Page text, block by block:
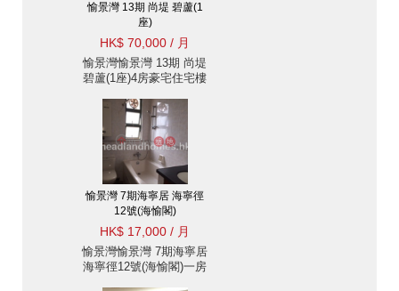
愉景灣 13期 尚堤 碧蘆(1
座)
HK$ 70,000 / 月
愉景灣愉景灣 13期 尚堤
碧蘆(1座)4房豪宅住宅樓
愉景灣 7期海寧居 海寧徑
12號(海愉閣)
HK$ 17,000 / 月
愉景灣愉景灣 7期海寧居
海寧徑12號(海愉閣)一房